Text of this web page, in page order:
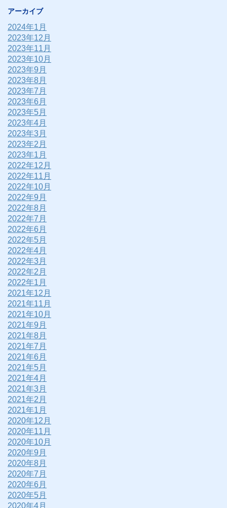
アーカイブ
2024年1月
2023年12月
2023年11月
2023年10月
2023年9月
2023年8月
2023年7月
2023年6月
2023年5月
2023年4月
2023年3月
2023年2月
2023年1月
2022年12月
2022年11月
2022年10月
2022年9月
2022年8月
2022年7月
2022年6月
2022年5月
2022年4月
2022年3月
2022年2月
2022年1月
2021年12月
2021年11月
2021年10月
2021年9月
2021年8月
2021年7月
2021年6月
2021年5月
2021年4月
2021年3月
2021年2月
2021年1月
2020年12月
2020年11月
2020年10月
2020年9月
2020年8月
2020年7月
2020年6月
2020年5月
2020年4月